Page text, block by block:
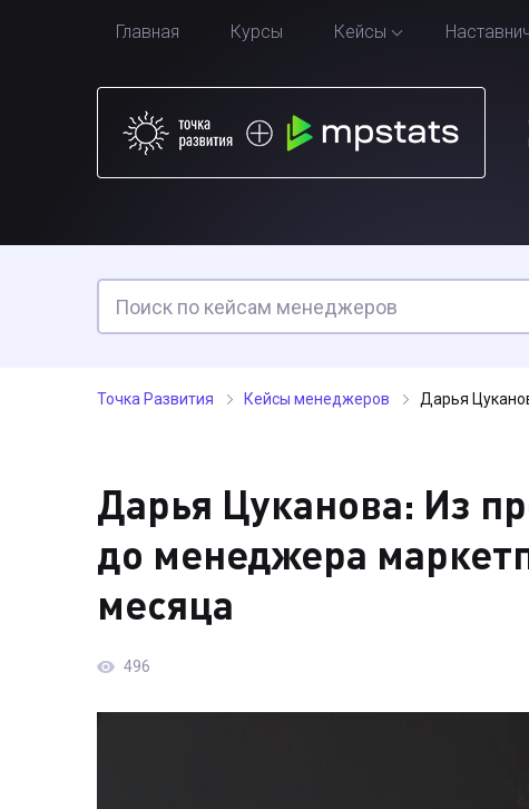
Главная Курсы Кейсы
Точка Развития Кейсы менеджеров Дарья
Дарья Цуканова: Из
до менеджера
месяца
496